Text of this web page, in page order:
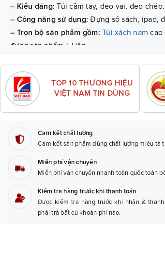
– Kiểu dáng:Túi cầm tay, đeo vai, đeo chéo.
– Công năng sử dụng:Đựng sổ sách, ipad,
– Trọn bộ sản phẩm gồm: Túi xách nam cao
đựng sản phẩm + Hộp.
TOP 10 THƯƠNG HIỆU
VIỆT NAM TIN DÙNG
Cam kết chất lượng
Cam kết sản phẩm đúng chất lượng miêu tả
Miễn phí vận chuyển
Miễn phí vận chuyển nhanh toàn quốc toàn
Kiểm tra hàng trước khi thanh toán
Được kiểm tra hàng trước khi nhận &
phải trả bất cứ khoản phí nào.